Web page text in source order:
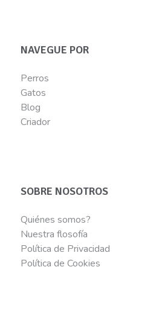
NAVEGUE POR
Perros
Gatos
Blog
Criador
SOBRE NOSOTROS
Quiénes somos?
Nuestra flosofía
Política de Privacidad
Política de Cookies